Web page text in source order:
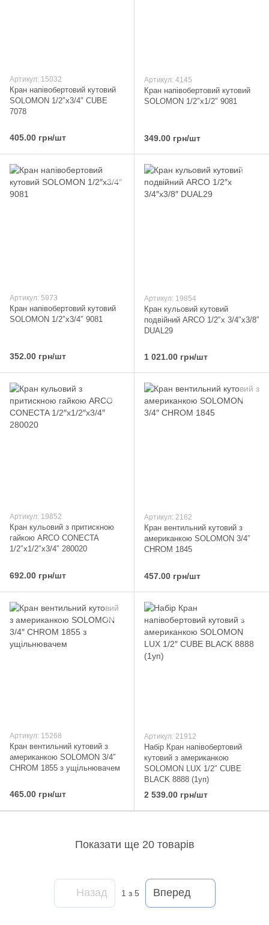
Артикул: 15032
Кран напівобертовий кутовий
SOLOMON 1/2″х3/4″ CUBE
7078
405.00 грн/шт
Артикул: 4145
Кран напівобертовий кутовий
SOLOMON 1/2″х1/2″ 9081
349.00 грн/шт
Артикул: 5973
Кран напівобертовий кутовий
SOLOMON 1/2″х3/4″ 9081
352.00 грн/шт
Артикул: 19854
Кран кульовий кутовий
подвійний ARCO 1/2″х 3/4″х3/8″
DUAL29
1 021.00 грн/шт
Артикул: 19852
Кран кульовий з притискною
гайкою ARCO CONECTA
1/2″х1/2″х3/4″ 280020
692.00 грн/шт
Артикул: 2162
Кран вентильний кутовий з
американкою SOLOMON 3/4″
CHROM 1845
457.00 грн/шт
Артикул: 15268
Кран вентильний кутовий з
американкою SOLOMON 3/4″
CHROM 1855 з ущільнювачем
465.00 грн/шт
Артикул: 21912
Набір Кран напівобертовий
кутовий з американкою
SOLOMON LUX 1/2″ CUBE
BLACK 8888 (1уп)
2 539.00 грн/шт
Показати ще 20 товарів
Назад 1 з 5 Вперед